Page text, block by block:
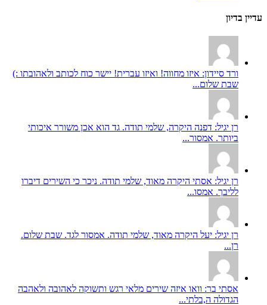
עדיין בדיון
ורד סיידון: איזו מחווה! ואיזו עברית! יישר כוח לכותב ולאהובתו :)
שבת שלום...
רן יגיל: דפנה היקרה, שלמי תודה. גד הוא אכן משורר איכותי
ביותר. אמסור...
רן יגיל: אסתי היקרה מאוד, שלמי תודה. ניכר כי השירים דיברו
לליבך. אמסו...
רן יגיל: יעל היקרה מאוד, שלמי תודה. אמסור לגד. שבת שלום.
רן...
אסתי בר: וואו איזה שירים מלאי רגש ותשוקה לאהובה ולאהבה
הגדולה ה,בלתי...